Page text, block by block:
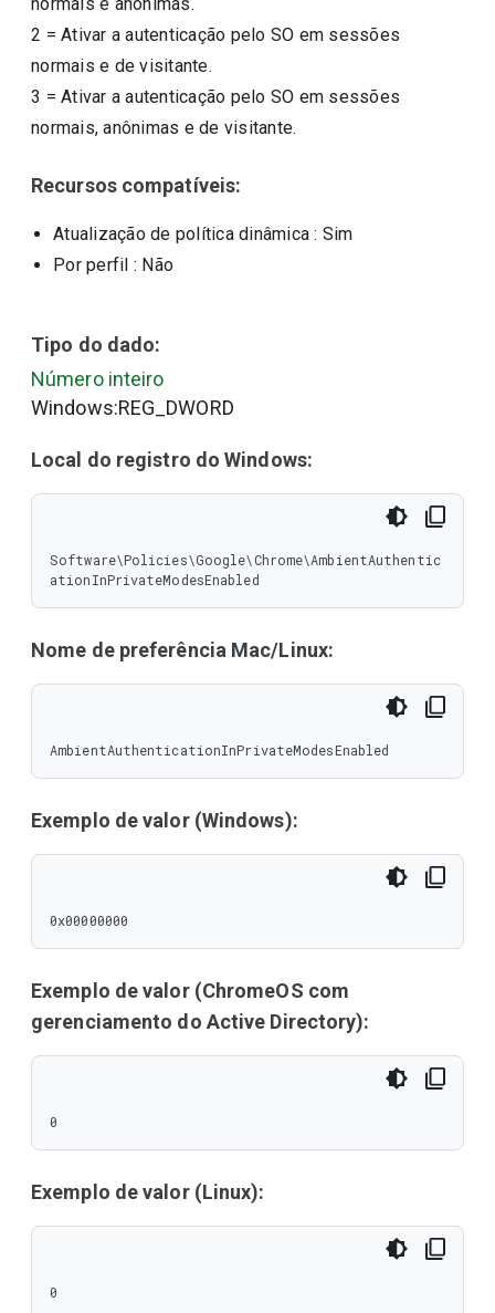
2 =Ativar a autenticação pelo SO em sessões
normais e de visitante.
3 =Ativar a autenticação pelo SO em sessões
normais, anônimas e de visitante.
Recursos compatíveis:
Atualização de política dinâmica : Sim
Por perfil : Não
Tipo do dado:
Número inteiro
Windows:REG_DWORD
Local do registro do Windows:
Software\Policies\Google\Chrome\AmbientAuthentic
ationInPrivateModesEnabled
Nome de preferência Mac/Linux:
AmbientAuthenticationInPrivateModesEnabled
Exemplo de valor (Windows):
0x00000000
Exemplo de valor (ChromeOS com
gerenciamento do Active Directory):
0
Exemplo de valor (Linux):
0